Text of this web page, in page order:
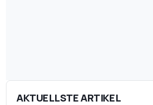
AKTUELLSTE ARTIKEL